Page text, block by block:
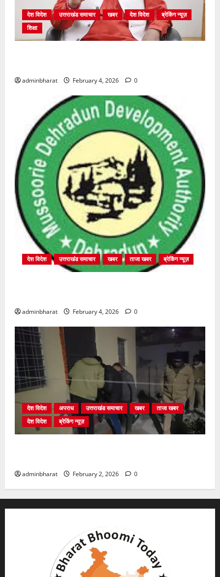
देश विदेश उत्तराखंड समाचार खबर देश विदेश
ब्रेकिंग न्यूज़
शिक्षा
adminbharat February 4, 2026 0
देश विदेश उत्तराखंड समाचार खबर ताजा खबर ब्रेकिंग न्यूज़
adminbharat February 4, 2026 0
देश विदेश अपराध उत्तराखंड समाचार खबर
ताजा खबर
देश विदेश
ब्रेकिंग न्यूज़
adminbharat February 2, 2026 0